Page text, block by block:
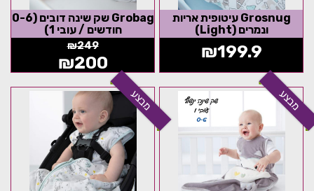
Grosnug עיטופית אריות
ונמרים (Light)
₪199.9
Grobag שק שינה דובים (0-6
חודשים / עובי 1)
₪249
₪200
מבצע מבצע